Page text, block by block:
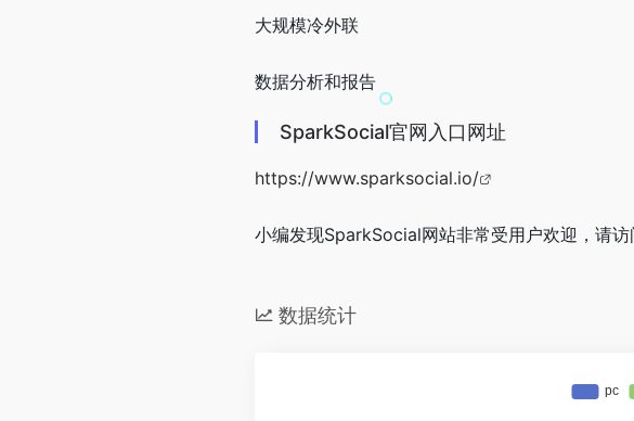
大规模冷外联
数据分析和报告
SparkSocial官网入口网址
https://www.sparksocial.io/
小编发现SparkSocial网站非常受用户欢迎，请访
数据统计